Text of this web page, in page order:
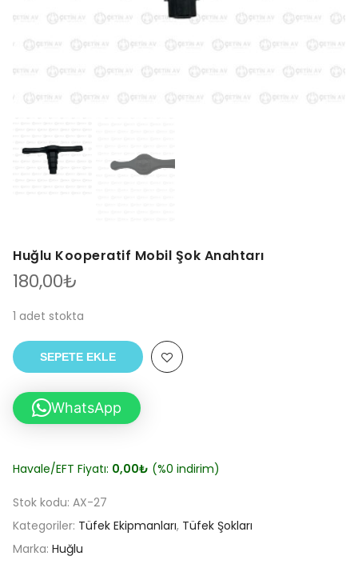
Huğlu Kooperatif Mobil Şok Anahtarı
180,00₺
1 adet stokta
SEPETE EKLE
WhatsApp
Havale/EFT Fiyatı: 0,00₺ (%0 indirim)
Stok kodu: AX-27
Kategoriler: Tüfek Ekipmanları, Tüfek Şokları
Marka: Huğlu